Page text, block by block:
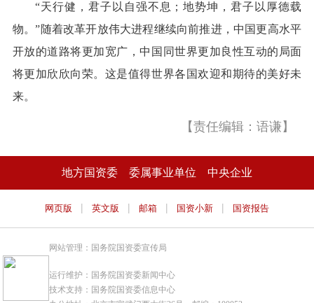
“天行健，君子以自强不息；地势坤，君子以厚德载
物。”随着改革开放伟大进程继续向前推进，中国更高水平
开放的道路将更加宽广，中国同世界更加良性互动的局面
将更加欣欣向荣。这是值得世界各国欢迎和期待的美好未
来。
【责任编辑：语谦】
地方国资委 委属事业单位 中央企业
网页版 | 英文版 | 邮箱 | 国资小新 | 国资报告
网站管理：国务院国资委宣传局
运行维护：国务院国资委新闻中心
技术支持：国务院国资委信息中心